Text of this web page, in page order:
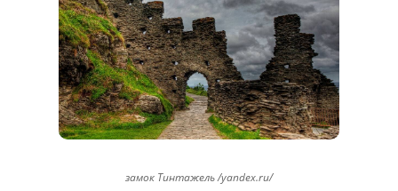
замок Тинтажель /yandex.ru/